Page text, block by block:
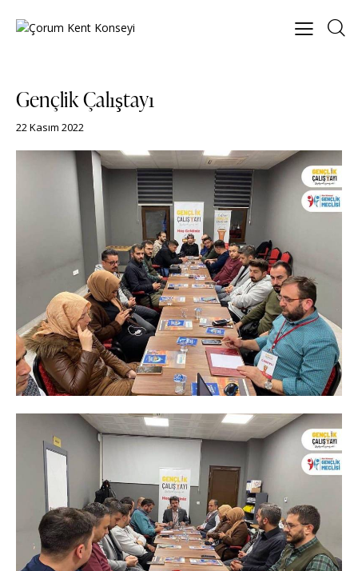
Gençlik Çalıştayı
22 Kasım 2022